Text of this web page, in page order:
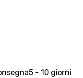
5 - 10 giorni